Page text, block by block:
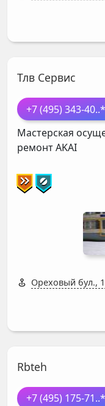
Тлв Сервис
+7 (495) 343-40
Мастерская
ремонтAKAI
Ореховый бул.,
Rbteh
+7 (495) 175-71